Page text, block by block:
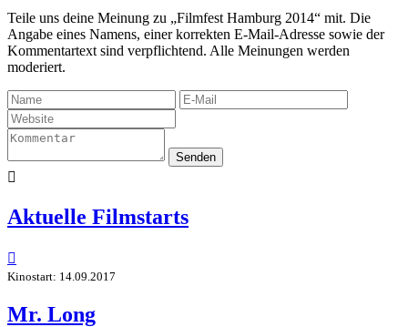
Teile uns deine Meinung zu „Filmfest Hamburg 2014“ mit. Die
Angabe eines Namens, einer korrekten E-Mail-Adresse sowie der
Kommentartext sind verpflichtend. Alle Meinungen werden
moderiert.
Senden

Aktuelle Filmstarts

Kinostart: 14.09.2017
Mr. Long